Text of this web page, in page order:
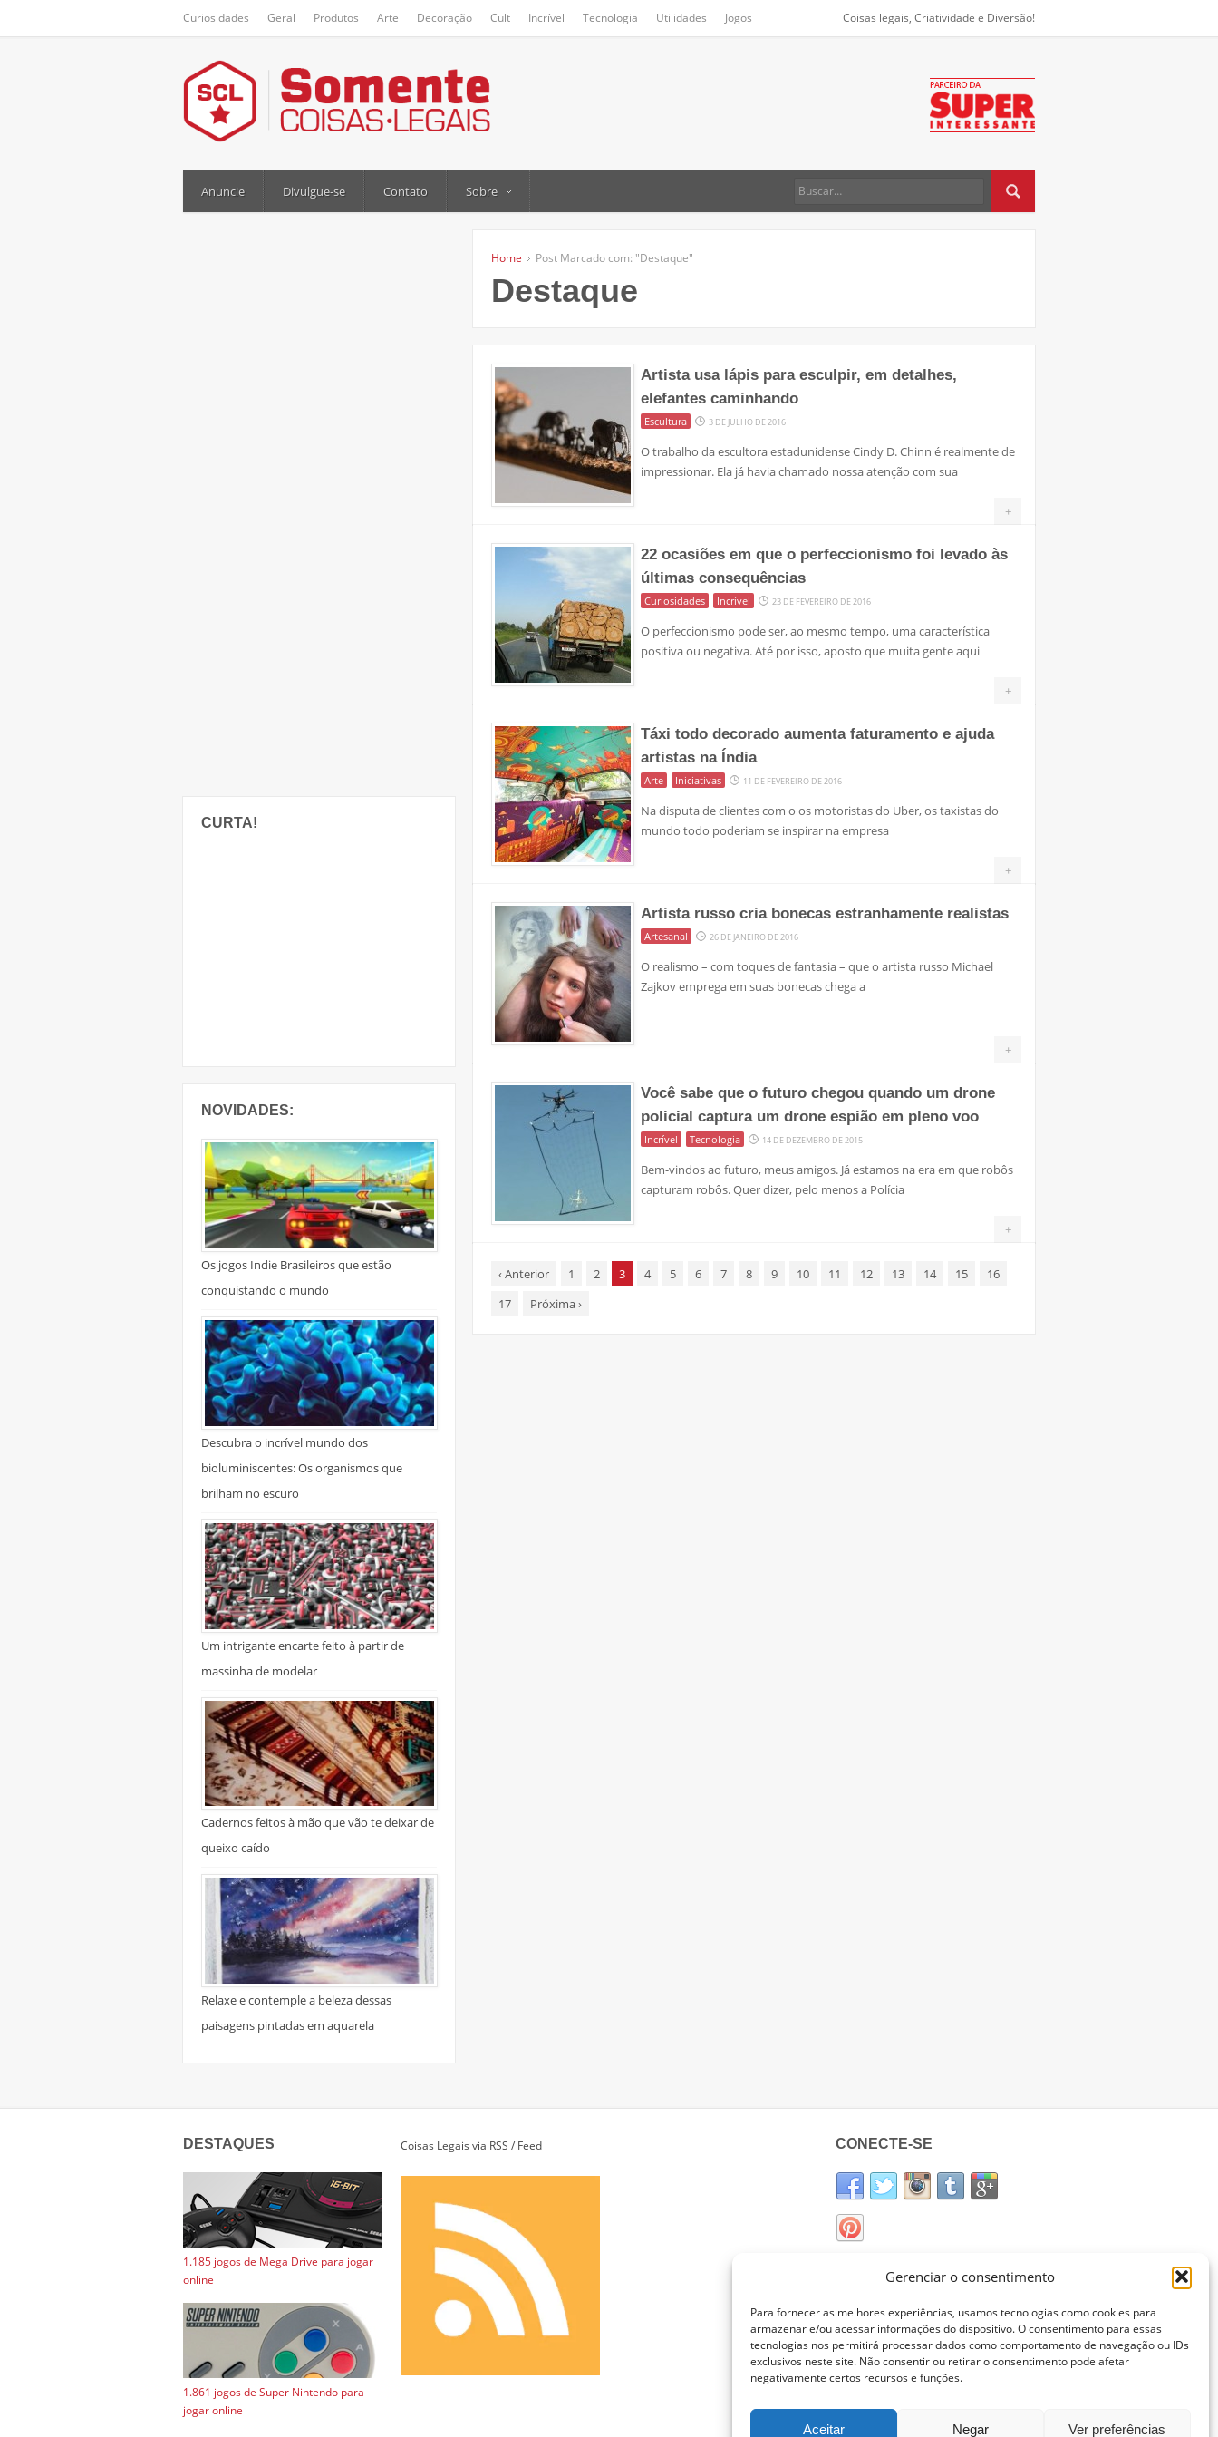
Gerenciar o consentimento
Para fornecer as melhores experiências, usamos tecnologias como cookies para
armazenar e/ou acessar informações do dispositivo. O consentimento para essas
tecnologias nos permitirá processar dados como comportamento de navegação ou IDs
exclusivos neste site. Não consentir ou retirar o consentimento pode afetar
negativamente certos recursos e funções.
Aceitar Negar Ver preferências
Curiosidades Geral Produtos Arte Decoração Cult Incrível Tecnologia Utilidades Jogos Coisas legais, Criatividade e Diversão!
Anuncie Divulgue-se Contato Sobre
CURTA!
NOVIDADES:
Os jogos Indie Brasileiros que estão
conquistando o mundo
Descubra o incrível mundo dos
bioluminiscentes: Os organismos que
brilham no escuro
Um intrigante encarte feito à partir de
massinha de modelar
Cadernos feitos à mão que vão te deixar de
queixo caído
Relaxe e contemple a beleza dessas
paisagens pintadas em aquarela
Home Post Marcado com: "Destaque"
Destaque
Artista usa lápis para esculpir, em detalhes,
elefantes caminhando
Escultura 3 DE JULHO DE 2016
O trabalho da escultora estadunidense Cindy D. Chinn é realmente de
impressionar. Ela já havia chamado nossa atenção com sua
+
22 ocasiões em que o perfeccionismo foi levado às
últimas consequências
Curiosidades Incrível 23 DE FEVEREIRO DE 2016
O perfeccionismo pode ser, ao mesmo tempo, uma característica
positiva ou negativa. Até por isso, aposto que muita gente aqui
+
Táxi todo decorado aumenta faturamento e ajuda
artistas na Índia
Arte Iniciativas 11 DE FEVEREIRO DE 2016
Na disputa de clientes com o os motoristas do Uber, os taxistas do
mundo todo poderiam se inspirar na empresa
+
Artista russo cria bonecas estranhamente realistas
Artesanal 26 DE JANEIRO DE 2016
O realismo – com toques de fantasia – que o artista russo Michael
Zajkov emprega em suas bonecas chega a
+
Você sabe que o futuro chegou quando um drone
policial captura um drone espião em pleno voo
Incrível Tecnologia 14 DE DEZEMBRO DE 2015
Bem-vindos ao futuro, meus amigos. Já estamos na era em que robôs
capturam robôs. Quer dizer, pelo menos a Polícia
+
‹Anterior 1 2 3 4 5 6 7 8 9 10 11 12 13 14 15
16
17
Próxima›
DESTAQUES
1.185 jogos de Mega Drive para jogar
online
1.861 jogos de Super Nintendo para
jogar online
Coisas Legais via RSS / Feed CONECTE-SE